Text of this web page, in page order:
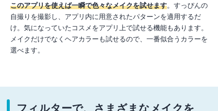
このアプリを使えば一瞬で色々なメイクを試せます。すっぴんの
自撮りを撮影し、アプリ内に用意されたパターンを適用するだ
け。気になっていたコスメをアプリ上で試せる機能もあります。
メイクだけでなくヘアカラーも試せるので、一番似合うカラーを
選べます。
フィルターで、さまざまなメイクを